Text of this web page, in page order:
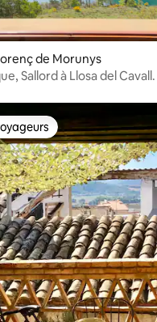
de Morunys
Sallord à Llosa del Cavall.